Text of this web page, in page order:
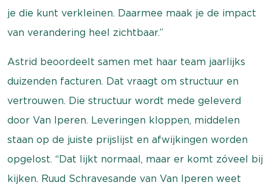
je die kunt verkleinen. Daarmee maak je de impact
van verandering heel zichtbaar.”
Astrid beoordeelt samen met haar team jaarlijks
duizenden facturen. Dat vraagt om structuur en
vertrouwen. Die structuur wordt mede geleverd
door Van Iperen. Leveringen kloppen, middelen
staan op de juiste prijslijst en afwijkingen worden
opgelost. “Dat lijkt normaal, maar er komt zóveel bij
kijken. Ruud Schravesande van Van Iperen weet